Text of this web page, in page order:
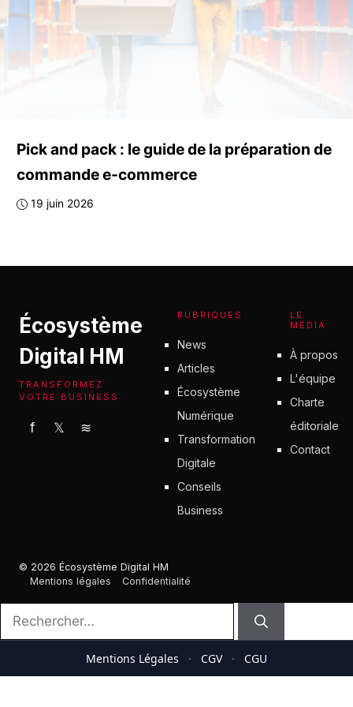
Pick and pack : le guide de la préparation de
commande e-commerce
19 juin 2026
Écosystème
Digital HM
TRANSFORMEZ
VOTRE BUSINESS
f 𝕏 ≋
RUBRIQUES
News
Articles
Écosystème
Numérique
Transformation
Digitale
Conseils
Business
LE
MÉDIA
À propos
L'équipe
Charte
éditoriale
Contact
© 2026 Écosystème Digital HM
Mentions légales
Confidentialité
Rechercher :
Mentions Légales · CGV · CGU